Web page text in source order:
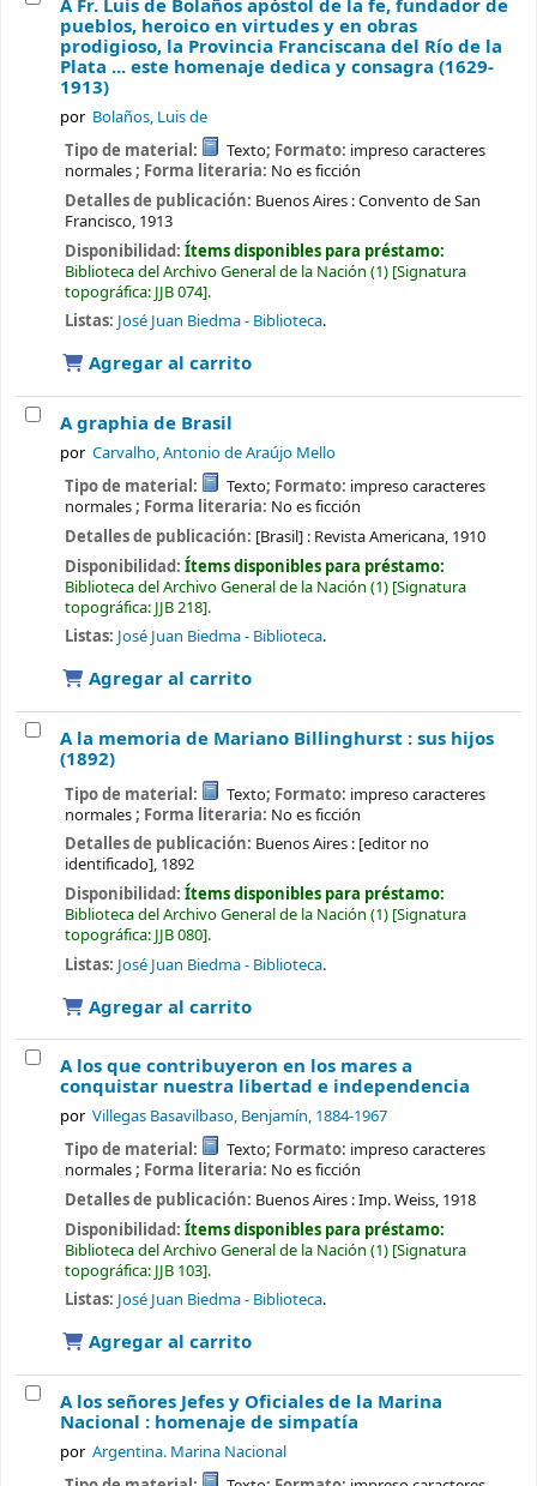
A Fr. Luis de Bolaños apóstol de la fe, fundador de
pueblos, heroico en virtudes y en obras
prodigioso, la Provincia Franciscana del Río de la
Plata ... este homenaje dedica y consagra (1629-
1913)
por Bolaños, Luis de
Tipo de material: Texto; Formato: impreso caracteres
normales; Forma literaria: No es ficción
Detalles de publicación: Buenos Aires :Convento de San
Francisco, 1913
Disponibilidad: Ítems disponibles para préstamo:
Biblioteca del Archivo General de la Nación (1) Signatura
topográfica: JJB 074 .
Listas: José Juan Biedma - Biblioteca.
Agregar al carrito
A graphia de Brasil
por Carvalho, Antonio de Araújo Mello
Tipo de material: Texto; Formato: impreso caracteres
normales; Forma literaria: No es ficción
Detalles de publicación: [Brasil] : Revista Americana, 1910
Disponibilidad: Ítems disponibles para préstamo:
Biblioteca del Archivo General de la Nación (1) Signatura
topográfica: JJB 218 .
Listas: José Juan Biedma - Biblioteca.
Agregar al carrito
A la memoria de Mariano Billinghurst : sus hijos
(1892)
Tipo de material: Texto; Formato: impreso caracteres
normales; Forma literaria: No es ficción
Detalles de publicación: Buenos Aires : [editor no
identificado], 1892
Disponibilidad: Ítems disponibles para préstamo:
Biblioteca del Archivo General de la Nación (1) Signatura
topográfica: JJB 080 .
Listas: José Juan Biedma - Biblioteca.
Agregar al carrito
A los que contribuyeron en los mares a
conquistar nuestra libertad e independencia
por Villegas Basavilbaso, Benjamín, 1884-1967
Tipo de material: Texto; Formato: impreso caracteres
normales; Forma literaria: No es ficción
Detalles de publicación: Buenos Aires :Imp. Weiss, 1918
Disponibilidad: Ítems disponibles para préstamo:
Biblioteca del Archivo General de la Nación (1) Signatura
topográfica: JJB 103 .
Listas: José Juan Biedma - Biblioteca.
Agregar al carrito
A los señores Jefes y Oficiales de la Marina
Nacional : homenaje de simpatía
por Argentina. Marina Nacional